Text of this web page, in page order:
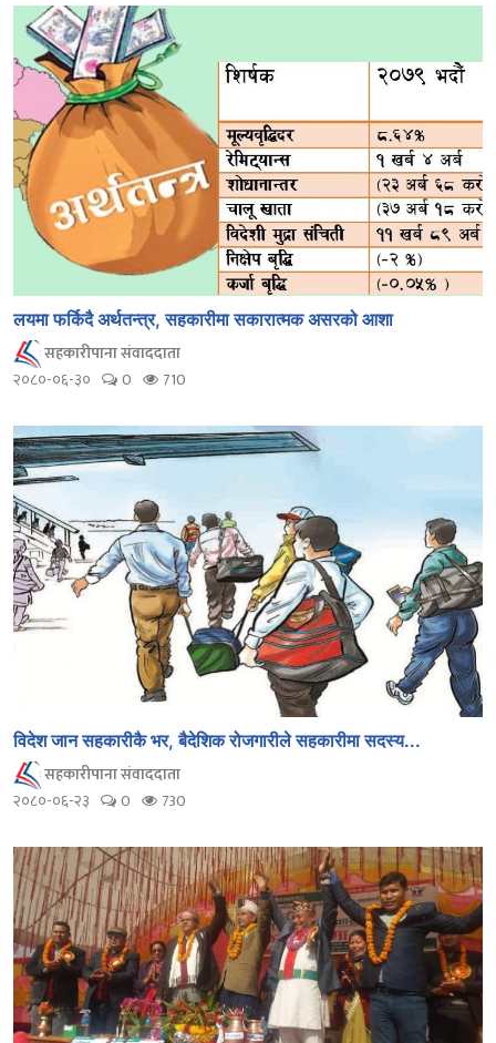
लयमा फर्किदै अर्थतन्त्र, सहकारीमा सकारात्मक असरको आशा
सहकारीपाना संवाददाता
२०८०-०६-३०
0 710
विदेश जान सहकारीकै भर, बैदेशिक रोजगारीले सहकारीमा सदस्य...
सहकारीपाना संवाददाता
२०८०-०६-२३
0 730